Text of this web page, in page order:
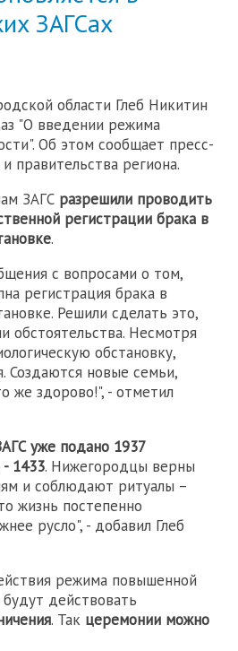
ЗАГСах
области Глеб Никитин
"О введении режима
Об этом сообщает пресс-
правительства региона.
ЗАГС разрешили проводить
регистрации брака в
.
с вопросами о том,
регистрация брака в
Решили сделать это,
обстоятельства. Несмотря
обстановку,
Создаются новые семьи,
же здорово!", - отметил
уже подано 1937
- 1433. Нижегородцы верны
и соблюдают ритуалы –
жизнь постепенно
русло", - добавил Глеб
режима повышенной
действовать
. Так церемонии можно